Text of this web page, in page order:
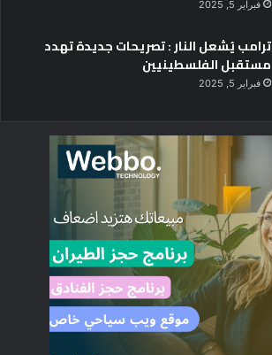
فبراير 5, 2025
ترامب يُشعل النار : تصريحات جديدة تهدد
مستقبل الفلسطينيين
فبراير 5, 2025